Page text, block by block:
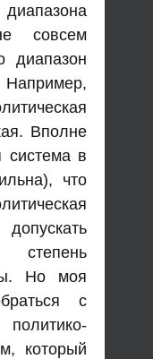
совсем
диапазон
Вполне
система в
что
Но моя
с
который